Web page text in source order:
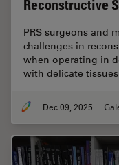
Reconstructive
PRS surgeons and
challenges in
when operating in
with delicate
Dec 09, 2025